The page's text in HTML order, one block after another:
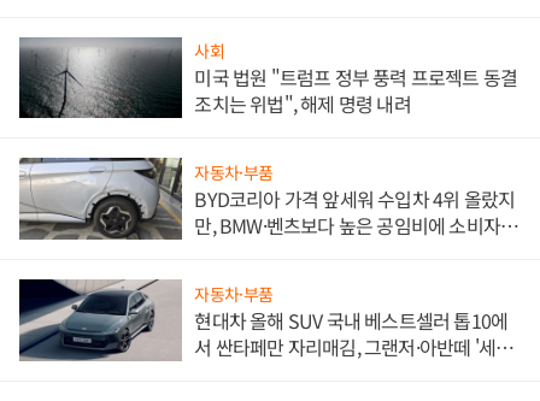
사회
미국 법원 "트럼프 정부 풍력 프로젝트 동결
조치는 위법", 해제 명령 내려
자동차·부품
BYD코리아 가격 앞세워 수입차 4위 올랐지
만, BMW·벤츠보다 높은 공임비에 소비자
자동차·부품
현대차 올해 SUV 국내 베스트셀러 톱10에
서 싼타페만 자리매김, 그랜저·아반떼 '세단